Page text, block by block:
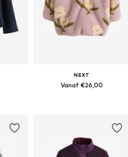
NEXT
Vanaf €26,00